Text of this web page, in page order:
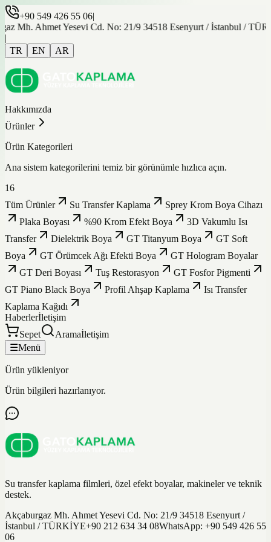
+90 549 426 55 06|
Mh. Ahmet Yesevi Cd. No: 21/9 34518 Esenyurt / İstanbul /
|
TR
EN AR
Hakkımızda
Ürünler
Ürün Kategorileri
Ana sistem kategorilerini temiz bir görünümle hızlıca açın.
16
Tüm Ürünler
Su Transfer Kaplama
Sprey Krom Boya Cihazı
Plaka Boyası
%90 Krom Efekt Boya
3D Vakumlu Isı
Transfer
Dielektrik Boya GT Titanyum Boya
GT Soft
Boya
GT Örümcek Ağı Efekti Boya
GT Hologram Boyalar
GT Deri Boyası
Tuş Restorasyon
GT Fosfor Pigmenti
GT Piano Black Boya
Profil Ahşap Kaplama
Isı Transfer
Kaplama Kağıdı
Haberlerİletişim
Sepet
Aramaİletişim
☰Menü
Ürün yükleniyor
Ürün bilgileri hazırlanıyor.
Su transfer kaplama filmleri, özel efekt boyalar, makineler ve teknik
destek.
Akçaburgaz Mh. Ahmet Yesevi Cd. No: 21/9 34518 Esenyurt /
İstanbul / TÜRKİYE+90 212 634 34 08WhatsApp: +90 549 426 55
06